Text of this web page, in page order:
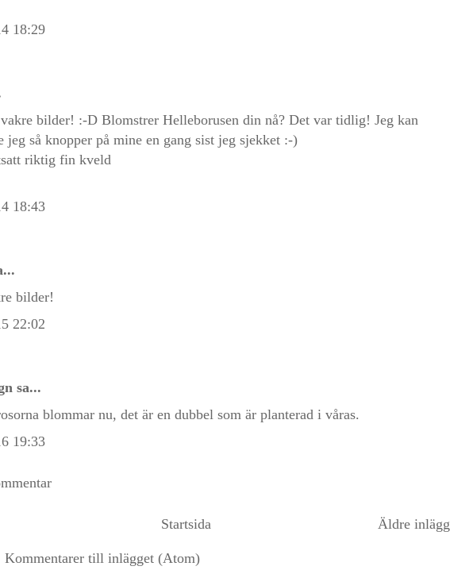
18:29
bilder! :-D Blomstrer Helleborusen din nå? Det var tidlig! Jeg kan
jeg så knopper på mine en gang sist jeg sjekket :-)
riktig fin kveld
18:43
bilder!
22:02
sa...
blommar nu, det är en dubbel som är planterad i våras.
19:33
Äldre inlägg
Startsida
Kommentarer till inlägget (Atom)